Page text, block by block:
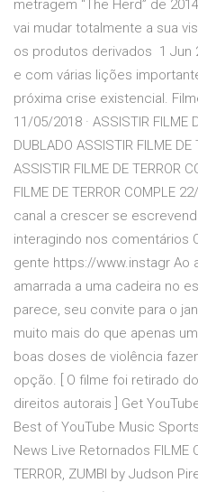
metragem “The Herd” de
vai mudar totalmente a sua
os produtos derivados 1 Jun
e com várias lições
próxima crise existencial.
11/05/2018 · ASSISTIR FILME
DUBLADO ASSISTIR FILME DE
ASSISTIR FILME DE TERROR
FILME DE TERROR COMPLE
canal a crescer se
interagindo nos comentários
gente https://www.instagr Ao
amarrada a uma cadeira no
parece, seu convite para o
muito mais do que apenas
boas doses de violência
opção. [ O filme foi retirado
direitos autorais ] Get
Best of YouTube Music
News Live Retornados FILME
TERROR, ZUMBI by Judson